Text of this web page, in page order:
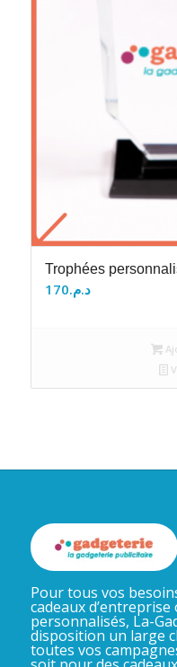
Trophées
د.م.170
Pour tous vos
cadeaux
personnalisés, La-
disposition un large
toutes vos